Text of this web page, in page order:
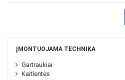
ĮMONTUOJAMA TECHNIKA
Gartraukiai
Kaitlentės